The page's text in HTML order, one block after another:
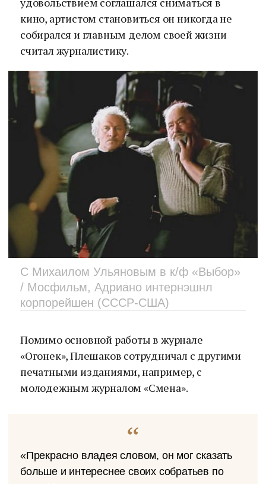
кино, артистом становиться он никогда не
собирался и главным делом своей жизни
считал журналистику.
С Михаилом Ульяновым в к/ф «Выбор»
/ Мосфильм, Адриано интернэшнл
корпорейшен (СССР-США)
Помимо основной работы в журнале
«Огонек», Плешаков сотрудничал с другими
печатными изданиями, например, с
молодежным журналом «Смена».
«Прекрасно владея словом, он мог сказать
больше и интереснее своих собратьев по